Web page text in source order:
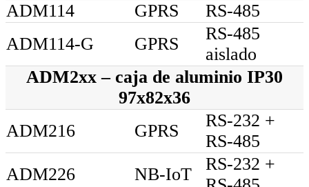
ADM114
GPRS
RS-485
ADM114-G
GPRS
RS-485
aislado
ADM2xx – caja de aluminio IP30
97x82x36
ADM216
GPRS
RS-232 +
RS-485
ADM226
NB-IoT
RS-232 +